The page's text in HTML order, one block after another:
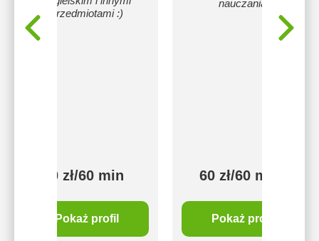
przedmiotami :)
70 zł/60 min
Pokaż profil
nauczania.
60 zł/60 min
Pokaż profil